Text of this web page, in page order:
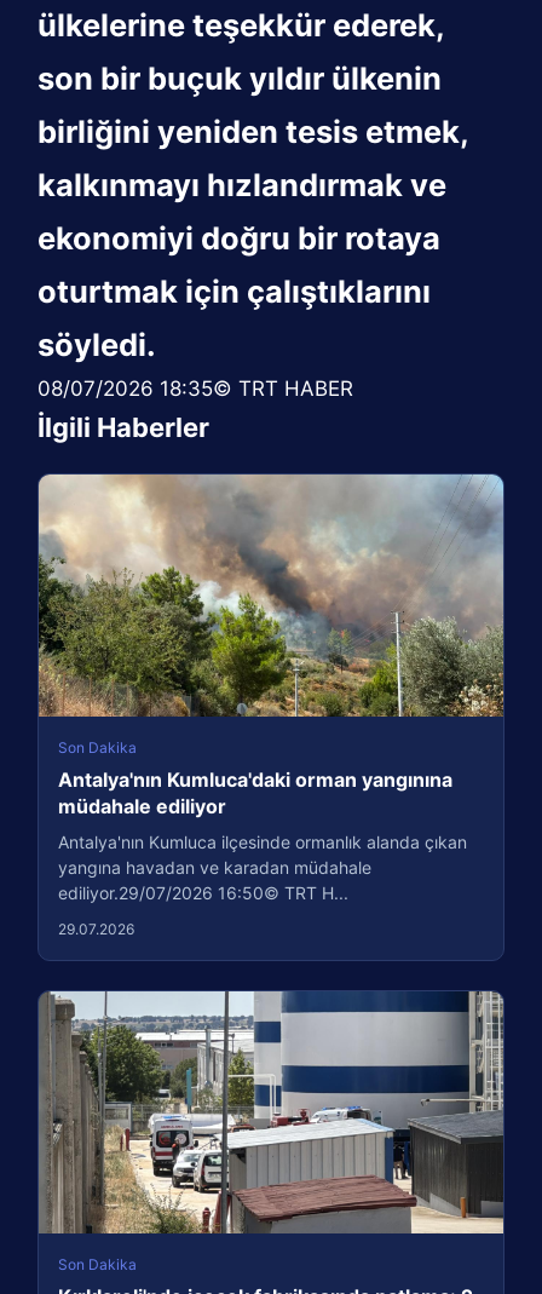
ülkelerine teşekkür ederek,
son bir buçuk yıldır ülkenin
birliğini yeniden tesis etmek,
kalkınmayı hızlandırmak ve
ekonomiyi doğru bir rotaya
oturtmak için çalıştıklarını
söyledi.
08/07/2026 18:35© TRT HABER
İlgili Haberler
Son Dakika
Antalya'nın Kumluca'daki orman yangınına
müdahale ediliyor
Antalya'nın Kumluca ilçesinde ormanlık alanda çıkan
yangına havadan ve karadan müdahale
ediliyor.29/07/2026 16:50© TRT H...
29.07.2026
Son Dakika